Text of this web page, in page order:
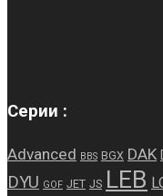
Серии :
Advanced BBS BGX DAK
DYU GOF JET JS LEB